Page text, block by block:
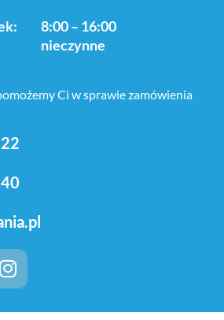
8:00 – 16:00
nieczynne
Ci w sprawie zamówienia